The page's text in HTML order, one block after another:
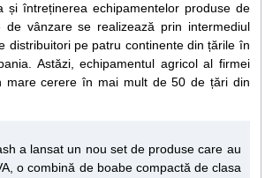
și întreținerea echipamentelor produse de
de vânzare se realizează prin intermediul
distribuitori pe patru continente din țările în
Astăzi, echipamentul agricol al firmei
mare cerere în mai mult de 50 de țări din
a lansat un nou set de produse care au
o combină de boabe compactă de clasa